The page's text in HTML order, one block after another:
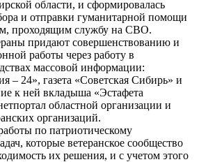
области, и сформировалась
и отправки гуманитарной помощи
проходящим службу на СВО.
придают совершенствованию и
работы через работу в
массовой информации:
– 24», газета «Советская Сибирь» и
к ней вкладыша «Эстафета
областной организации и
организаций.
по патриотическому
которые ветеранское сообщество
их решения, и с учетом этого